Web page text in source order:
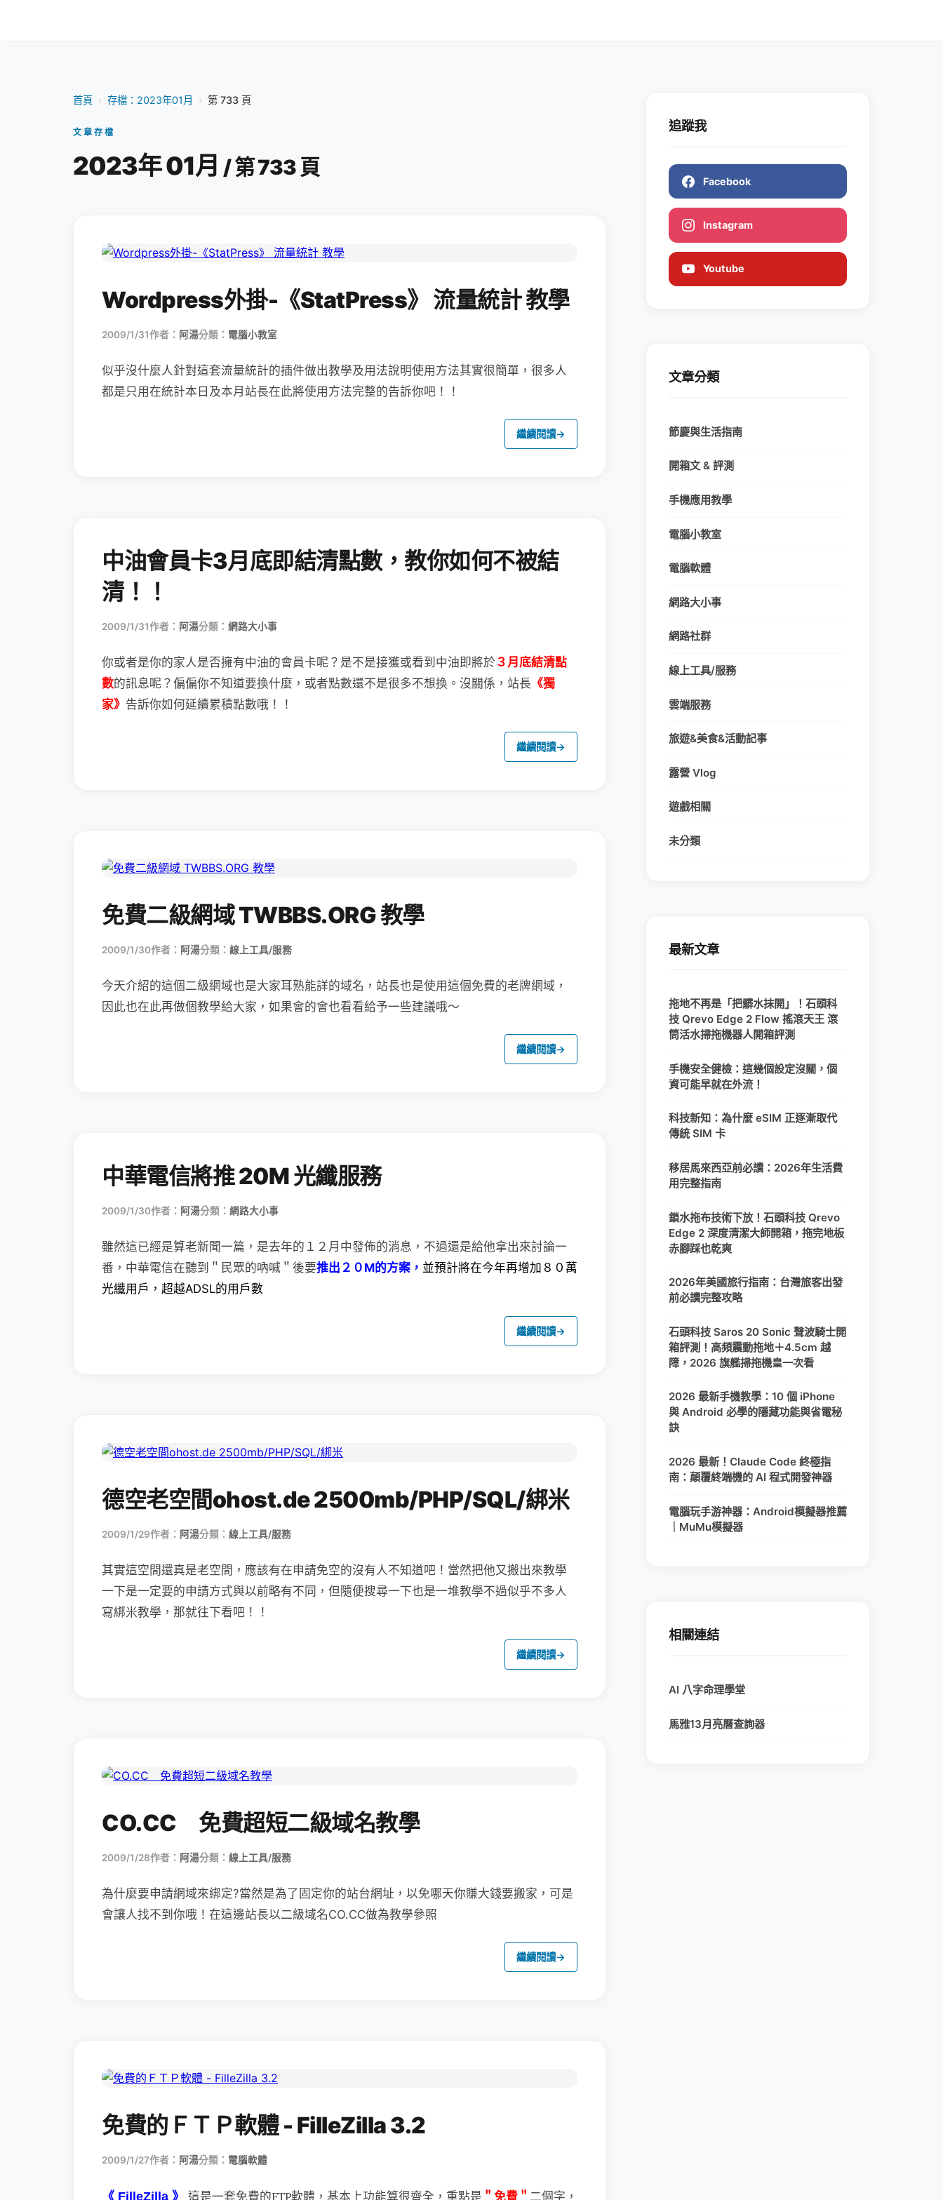
首頁 › 存檔：2023年01月 › 第 733 頁
文章存檔
2023年 01月 / 第 733 頁
Wordpress外掛-《StatPress》 流量統計 教學
2009/1/31作者： 阿湯分類： 電腦小教室
似乎沒什麼人針對這套流量統計的插件做出教學及用法說明使用方法其實很簡單，很多人
都是只用在統計本日及本月站長在此將使用方法完整的告訴你吧！！
繼續閱讀→
中油會員卡3月底即結清點數，教你如何不被結
清！！
2009/1/31作者： 阿湯分類： 網路大小事
你或者是你的家人是否擁有中油的會員卡呢？ 是不是接獲或看到中油即將於 ３月底結清點
數的訊息呢？ 偏偏你不知道要換什麼，或者點數還不是很多不想換。 沒關係，站長 《獨
家》 告訴你如何延續累積點數哦！！
繼續閱讀→
免費二級網域 TWBBS.ORG 教學
2009/1/30作者： 阿湯分類： 線上工具/服務
今天介紹的這個二級網域也是大家耳熟能詳的域名，站長也是使用這個免費的老牌網域，
因此也在此再做個教學給大家，如果會的會也看看給予一些建議哦～
繼續閱讀→
中華電信將推 20M 光纖服務
2009/1/30作者： 阿湯分類： 網路大小事
雖然這已經是算老新聞一篇，是去年的１２月中發佈的消息， 不過還是給他拿出來討論一
番，中華電信在聽到＂民眾的吶喊＂後要推出２０M的方案， 並預計將在今年再增加８０萬
光纖用戶，超越ADSL的用戶數
繼續閱讀→
德空老空間ohost.de 2500mb/PHP/SQL/綁米
2009/1/29作者： 阿湯分類： 線上工具/服務
其實這空間還真是老空間，應該有在申請免空的沒有人不知道吧！當然把他又搬出來教學
一下是一定要的申請方式與以前略有不同，但隨便搜尋一下也是一堆教學不過似乎不多人
寫綁米教學，那就往下看吧！！
繼續閱讀→
CO.CC 免費超短二級域名教學
2009/1/28作者： 阿湯分類： 線上工具/服務
為什麼要申請網域來綁定?當然是為了固定你的站台網址，以免哪天你賺大錢要搬家，可是
會讓人找不到你哦！在這邊站長以二級域名CO.CC做為教學參照
繼續閱讀→
免費的ＦＴＰ軟體 - FilleZilla 3.2
2009/1/27作者： 阿湯分類： 電腦軟體
《 FilleZilla 》 這是一套免費的FTP軟體，基本上功能算很齊全，重點是 ＂免費＂ 二個字，
追蹤我
Facebook
Instagram
Youtube
文章分類
節慶與生活指南
開箱文 & 評測
手機應用教學
電腦小教室
電腦軟體
網路大小事
網路社群
線上工具/服務
雲端服務
旅遊&美食&活動記事
露營 Vlog
遊戲相關
未分類
最新文章
拖地不再是「把髒水抹開」！石頭科
技 Qrevo Edge 2 Flow 搖滾天王 滾
筒活水掃拖機器人開箱評測
手機安全健檢：這幾個設定沒關，個
資可能早就在外流！
科技新知：為什麼 eSIM 正逐漸取代
傳統 SIM 卡
移居馬來西亞前必讀：2026年生活費
用完整指南
鎖水拖布技術下放！石頭科技 Qrevo
Edge 2 深度清潔大師開箱，拖完地板
赤腳踩也乾爽
2026年美國旅行指南：台灣旅客出發
前必讀完整攻略
石頭科技 Saros 20 Sonic 聲波騎士開
箱評測！高頻震動拖地＋4.5cm 越
障，2026 旗艦掃拖機皇一次看
2026 最新手機教學：10 個 iPhone
與 Android 必學的隱藏功能與省電秘
訣
2026 最新！Claude Code 終極指
南：顛覆終端機的 AI 程式開發神器
電腦玩手游神器：Android模擬器推薦
｜MuMu模擬器
相關連結
AI 八字命理學堂
馬雅13月亮曆查詢器